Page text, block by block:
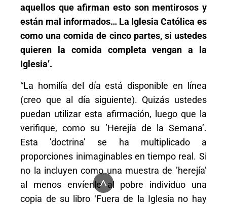
aquellos que afirman esto son mentirosos y
están mal informados… La Iglesia Católica es
como una comida de cinco partes, si ustedes
quieren la comida completa vengan a la
Iglesia’.
“La homilía del día está disponible en línea
(creo que al día siguiente). Quizás ustedes
puedan utilizar esta afirmación, luego que la
verifique, como su ’Herejía de la Semana’.
Esta ’doctrina’ se ha multiplicado a
proporciones inimaginables en tiempo real. Si
no la incluyen como una muestra de ’herejía’
al menos envíenle al pobre individuo una
copia de su libro ‘Fuera de la Iglesia no hay
^